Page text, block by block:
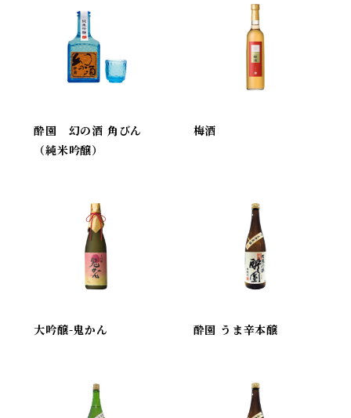
酔園 幻の酒 角びん
（純米吟醸）
梅酒
大吟醸-鬼かん 酔園 うま辛本醸